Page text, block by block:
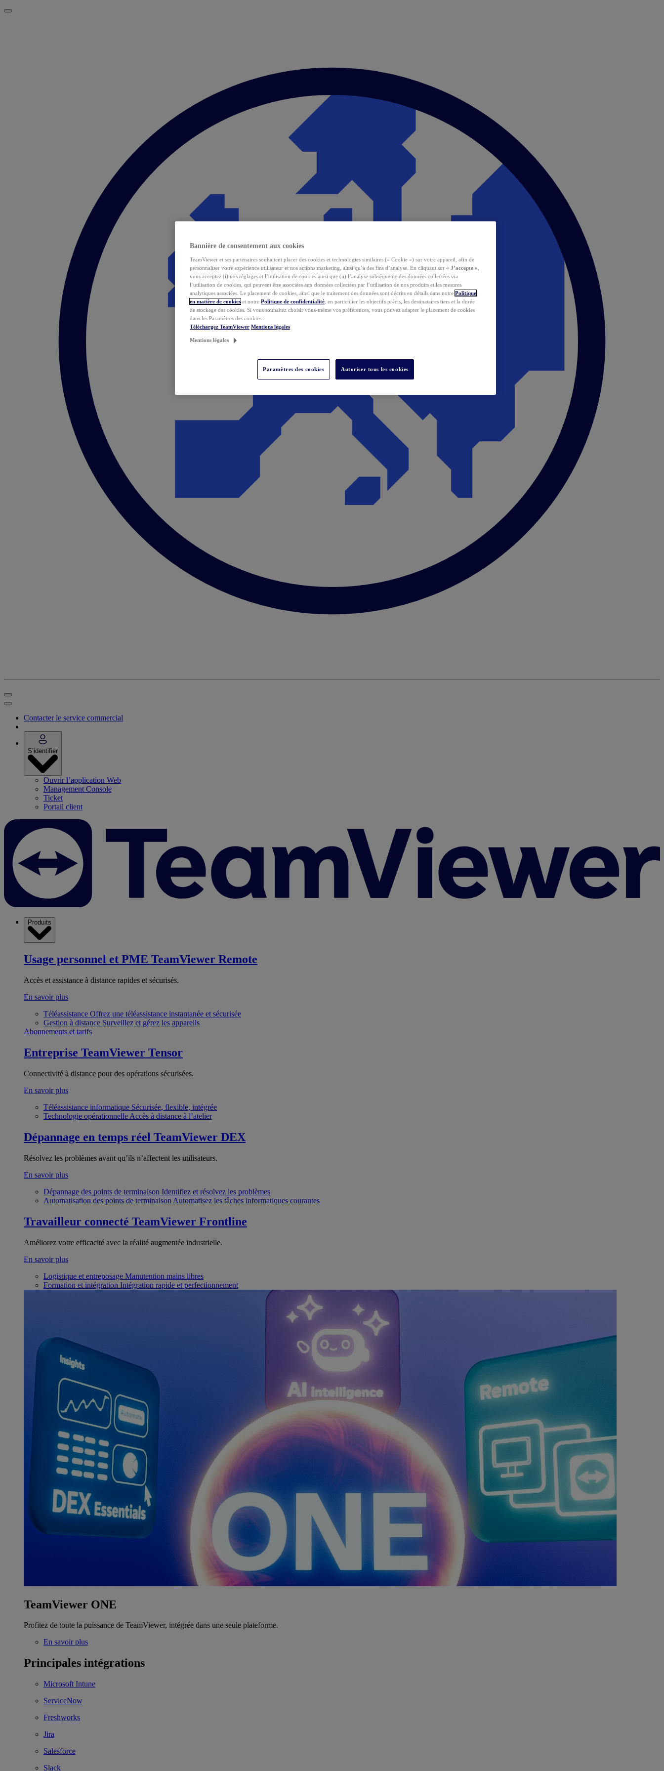
Contacter le service commercial
S’identifier
Ouvrir l’application Web
Management Console
Ticket
Portail client
Produits
Usage personnel et PME TeamViewer Remote
Accès et assistance à distance rapides et sécurisés.
En savoir plus
Téléassistance Offrez une téléassistance instantanée et sécurisée
Gestion à distance Surveillez et gérez les appareils
Abonnements et tarifs
Entreprise TeamViewer Tensor
Connectivité à distance pour des opérations sécurisées.
En savoir plus
Téléassistance informatique Sécurisée, flexible, intégrée
Technologie opérationnelle Accès à distance à l’atelier
Dépannage en temps réel TeamViewer DEX
Résolvez les problèmes avant qu’ils n’affectent les utilisateurs.
En savoir plus
Dépannage des points de terminaison Identifiez et résolvez les problèmes
Automatisation des points de terminaison Automatisez les tâches informatiques courantes
Travailleur connecté TeamViewer Frontline
Améliorez votre efficacité avec la réalité augmentée industrielle.
En savoir plus
Logistique et entreposage Manutention mains libres
Formation et intégration Intégration rapide et perfectionnement
TeamViewer ONE
Profitez de toute la puissance de TeamViewer, intégrée dans une seule plateforme.
En savoir plus
Principales intégrations
Microsoft Intune
ServiceNow
Freshworks
Jira
Salesforce
Slack
Bannière de consentement aux cookies
TeamViewer et ses partenaires souhaitent placer des cookies et technologies similaires (« Cookie ») sur votre appareil, afin de
personnaliser votre expérience utilisateur et nos actions marketing, ainsi qu’à des fins d’analyse. En cliquant sur « J’accepte »
vous acceptez (i) nos réglages et l’utilisation de cookies ainsi que (ii) l’analyse subséquente des données collectées via
l’utilisation de cookies, qui peuvent être associées aux données collectées par l’utilisation de nos produits et les mesures
analytiques associées. Le placement de cookies, ainsi que le traitement des données sont décrits en détails dans notre Politique
en matière de cookies et notre Politique de confidentialité , en particulier les objectifs précis, les destinataires tiers et la durée
de stockage des cookies. Si vous souhaitez choisir vous-même vos préférences, vous pouvez adapter le placement de cookies
dans les Paramètres des cookies.
Téléchargez TeamViewer Mentions légales
Mentions légales
Paramètres des cookies Autoriser tous les cookies